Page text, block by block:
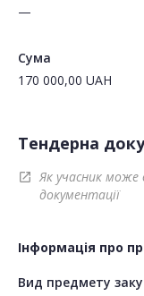
—
Сума
170 000,00 UAH
Тендерна
open_in_new
Як учасник може
документації
Інформація про
Вид предмету